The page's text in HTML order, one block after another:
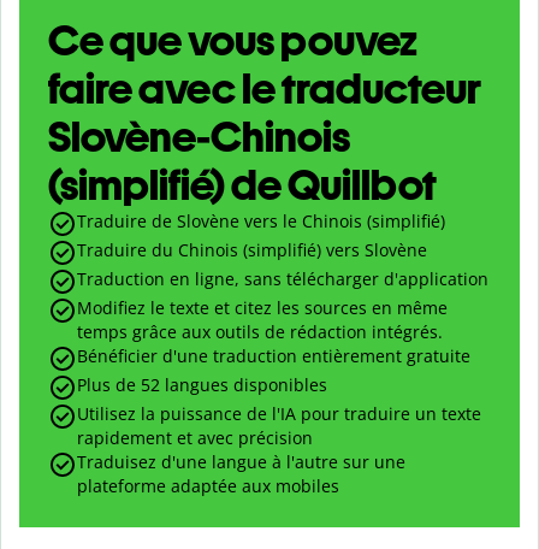
Ce que vous pouvez
faire avec le traducteur
Slovène-Chinois
(simplifié) de Quillbot
Traduire de Slovène vers le Chinois (simplifié)
Traduire du Chinois (simplifié) vers Slovène
Traduction en ligne, sans télécharger d'application
Modifiez le texte et citez les sources en même
temps grâce aux outils de rédaction intégrés.
Bénéficier d'une traduction entièrement gratuite
Plus de 52 langues disponibles
Utilisez la puissance de l'IA pour traduire un texte
rapidement et avec précision
Traduisez d'une langue à l'autre sur une
plateforme adaptée aux mobiles